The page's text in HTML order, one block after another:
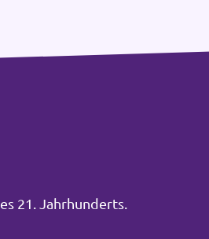
21. Jahrhunderts.